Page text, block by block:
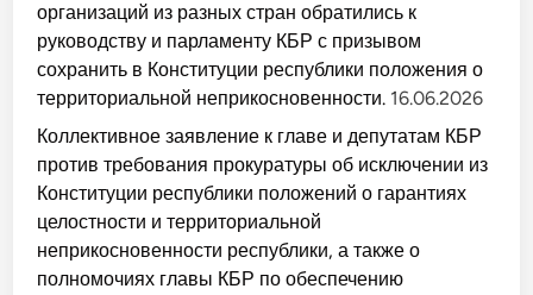
организаций из разных стран обратились к
руководству и парламенту КБР с призывом
сохранить в Конституции республики положения о
территориальной неприкосновенности. 16.06.2026
Коллективное заявление к главе и депутатам КБР
против требования прокуратуры об исключении из
Конституции республики положений о гарантиях
целостности и территориальной
неприкосновенности республики, а также о
полномочиях главы КБР по обеспечению